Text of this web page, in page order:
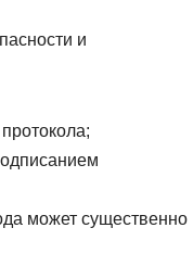
и
может существенно